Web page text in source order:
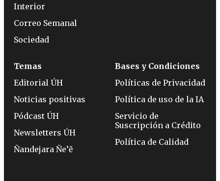
Interior
Correo Semanal
Sociedad
Temas
Editorial ÚH
Noticias positivas
Pódcast ÚH
Newsletters ÚH
Ñandejara Ñe’ẽ
Bases y Condiciones
Políticas de Privacidad
Política de uso de la IA
Servicio de
Suscripción a Crédito
Política de Calidad